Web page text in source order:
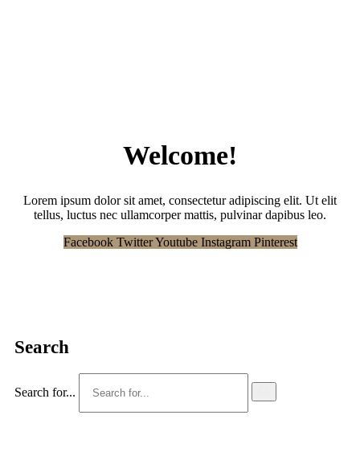
Welcome!
Lorem ipsum dolor sit amet, consectetur adipiscing elit. Ut elit
tellus, luctus nec ullamcorper mattis, pulvinar dapibus leo.
Facebook Twitter Youtube Instagram Pinterest
Search
Search for...